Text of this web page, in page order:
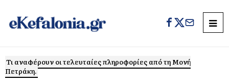
Τι αναφέρουν οι τελευταίες πληροφορίες από τη Μονή
Πετράκη.